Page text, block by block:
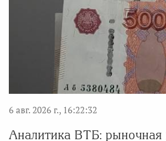
6 авг. 2026 г., 16:22:32
Аналитика ВТБ: рыночная